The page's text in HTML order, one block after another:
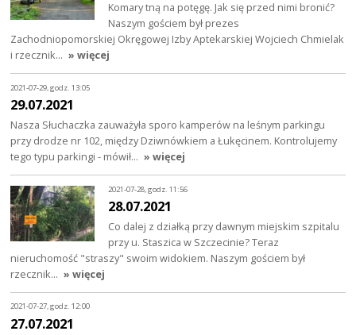
Komary tną na potęgę. Jak się przed nimi bronić?
Naszym gościem był prezes
Zachodniopomorskiej Okręgowej Izby Aptekarskiej Wojciech Chmielak
i rzecznik… » więcej
2021-07-29, godz. 13:05
29.07.2021
Nasza Słuchaczka zauważyła sporo kamperów na leśnym parkingu
przy drodze nr 102, między Dziwnówkiem a Łukęcinem. Kontrolujemy
tego typu parkingi - mówił… » więcej
2021-07-28, godz. 11:56
28.07.2021
Co dalej z działką przy dawnym miejskim szpitalu
przy u. Staszica w Szczecinie? Teraz
nieruchomość "straszy" swoim widokiem. Naszym gościem był
rzecznik… » więcej
2021-07-27, godz. 12:00
27.07.2021